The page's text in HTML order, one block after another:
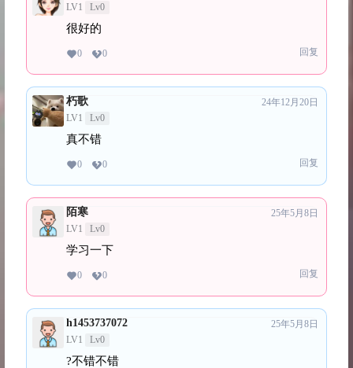
LV1 Lv0
很好的
0 0 回复
朽歌
LV1 Lv0
24年12月20日
真不错
0 0 回复
陌寒
LV1 Lv0
25年5月8日
学习一下
0 0 回复
h1453737072
LV1 Lv0
25年5月8日
?不错不错